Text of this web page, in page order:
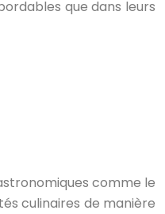
que dans leurs
comme le
culinaires de manière